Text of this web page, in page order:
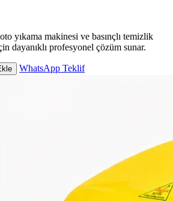
yıkama makinesi ve basınçlı temizlik
dayanıklı profesyonel çözüm sunar.
WhatsApp Teklif